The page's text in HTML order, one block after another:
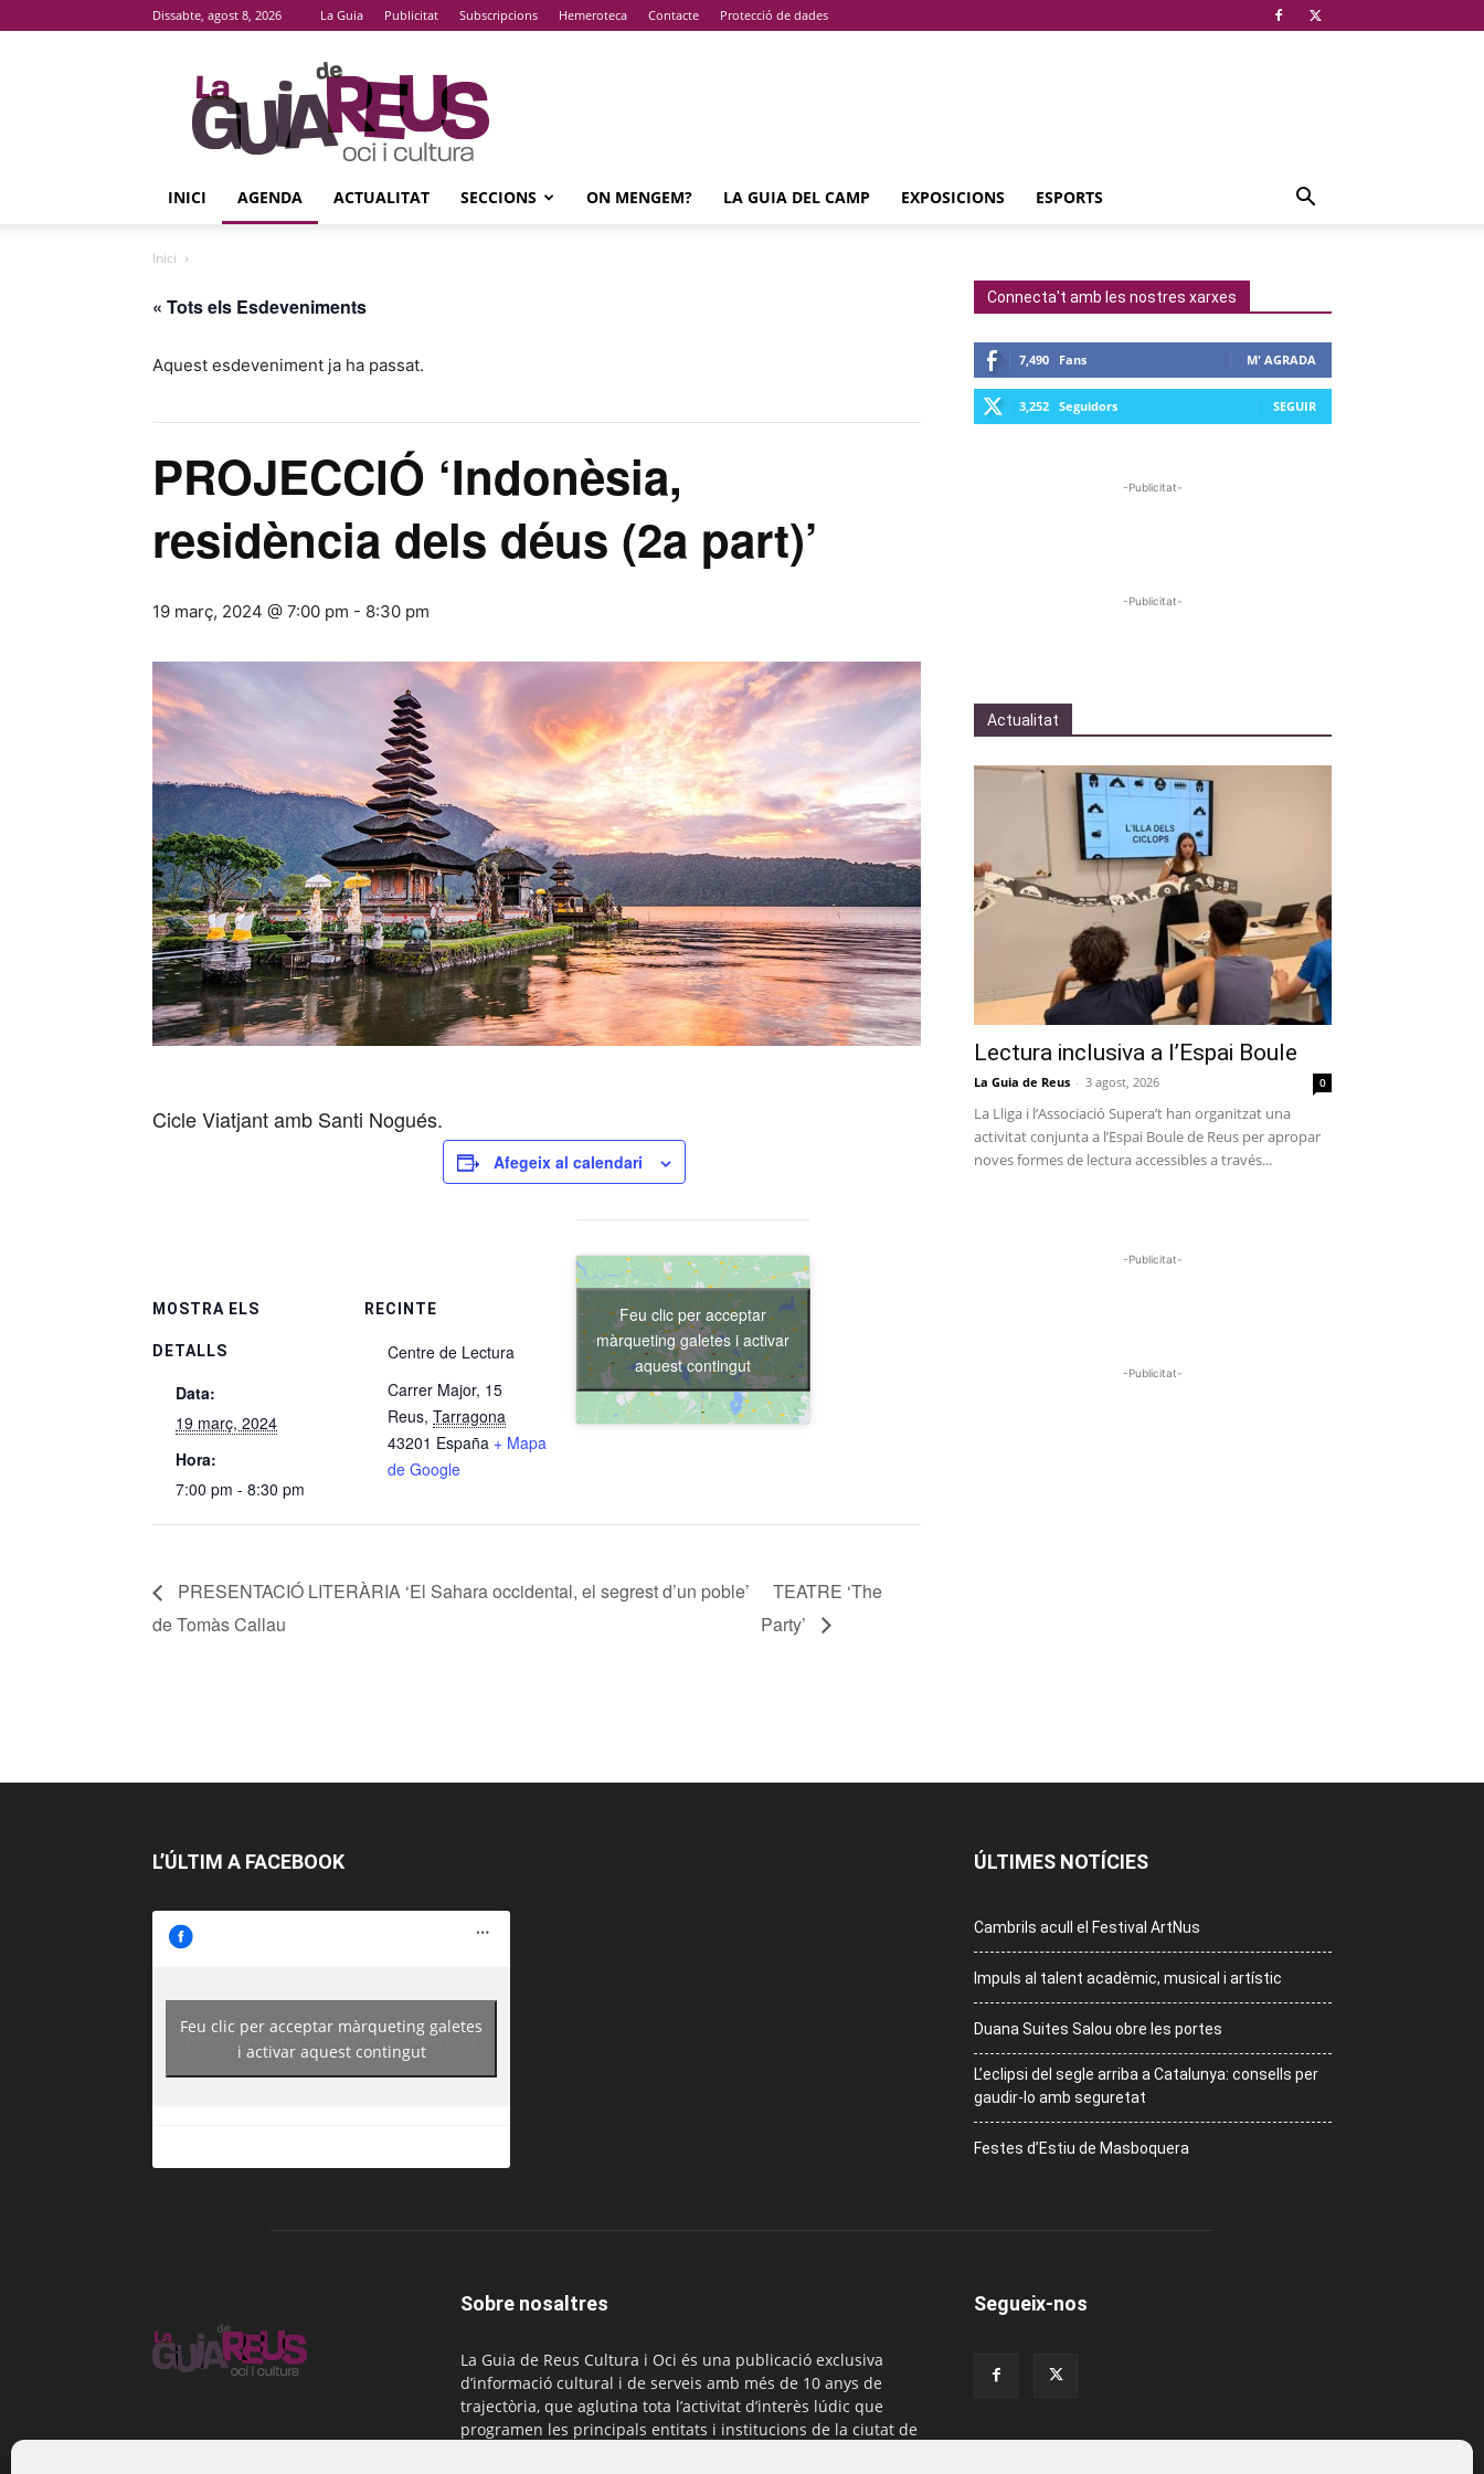
Dissabte, agost 8, 2026 La Guia Publicitat Subscripcions Hemeroteca Contacte Protecció de dades
La
Guia
De
Reus
INICI AGENDA ACTUALITAT SECCIONS ON MENGEM? LA GUIA DEL CAMP EXPOSICIONS ESPORTS
Inici
« Tots els Esdeveniments
Aquest esdeveniment ja ha passat.
PROJECCIÓ ‘Indonèsia,
residència dels déus (2a part)’
19 març, 2024 @ 7:00 pm - 8:30 pm
Cicle Viatjant amb Santi Nogués.
Afegeix al calendari
MOSTRA ELS
DETALLS
Data:
19 març, 2024
Hora:
7:00 pm - 8:30 pm
RECINTE
Centre de Lectura
Carrer Major, 15
Reus, Tarragona
43201 España + Mapa
de Google
Feu clic per acceptar
màrqueting galetes i activar
aquest contingut
PRESENTACIÓ LITERÀRIA ‘El Sahara occidental, el segrest d’un poble’
de Tomàs Callau
TEATRE ‘The
Party’
Connecta't amb les nostres xarxes
7,490 Fans M' AGRADA
3,252 Seguidors SEGUIR
-Publicitat-
-Publicitat-
Actualitat
Lectura inclusiva a l’Espai Boule
La Guia de Reus - 3 agost, 2026 0
La Lliga i l’Associació Supera’t han organitzat una
activitat conjunta a l’Espai Boule de Reus per apropar
noves formes de lectura accessibles a través...
-Publicitat-
-Publicitat-
L’ÚLTIM A FACEBOOK
https://www.facebook.com/guiadereus/
Feu clic per acceptar màrqueting galetes
i activar aquest contingut
ÚLTIMES NOTÍCIES
Cambrils acull el Festival ArtNus
Impuls al talent acadèmic, musical i artístic
Duana Suites Salou obre les portes
L’eclipsi del segle arriba a Catalunya: consells per
gaudir-lo amb seguretat
Festes d’Estiu de Masboquera
Sobre nosaltres
La Guia de Reus Cultura i Oci és una publicació exclusiva
d’informació cultural i de serveis amb més de 10 anys de
trajectòria, que aglutina tota l’activitat d’interès lúdic que
programen les principals entitats i institucions de la ciutat de
Segueix-nos